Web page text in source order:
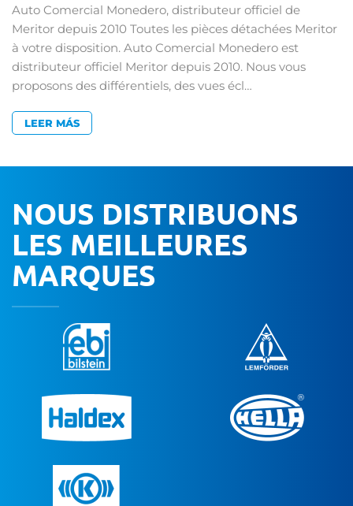
Auto Comercial Monedero, distributeur officiel de
Meritor depuis 2010 Toutes les pièces détachées Meritor
à votre disposition. Auto Comercial Monedero est
distributeur officiel Meritor depuis 2010. Nous vous
proposons des différentiels, des vues écl…
LEER MÁS
NOUS DISTRIBUONS
LES MEILLEURES
MARQUES